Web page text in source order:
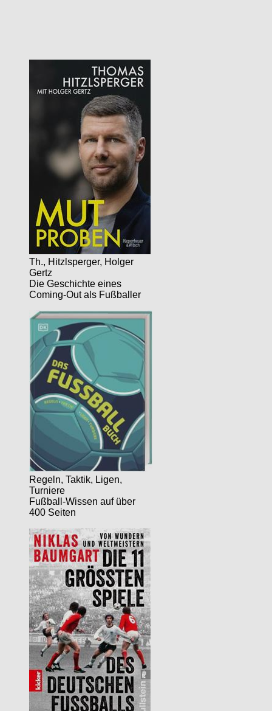
Th., Hitzlsperger, Holger
Gertz
Die Geschichte eines
Coming-Out als Fußballer
Regeln, Taktik, Ligen,
Turniere
Fußball-Wissen auf über
400 Seiten